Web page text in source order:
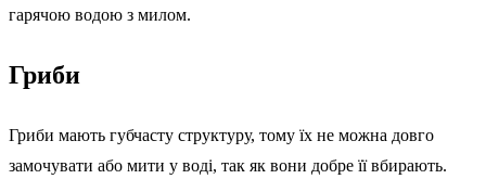
гарячою водою з милом.
Гриби
Гриби мають губчасту структуру, тому їх не можна довго
замочувати або мити у воді, так як вони добре її вбирають.